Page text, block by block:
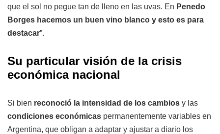
que el sol no pegue tan de lleno en las uvas. En Penedo
Borges hacemos un buen vino blanco y esto es para
destacar”.
Su particular visión de la crisis
económica nacional
Si bien reconoció la intensidad de los cambios y las
condiciones económicas permanentemente variables en
Argentina, que obligan a adaptar y ajustar a diario los